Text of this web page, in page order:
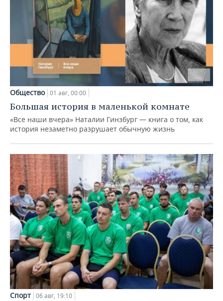
Общество 01 авг, 00:00
Большая история в маленькой комнате
«Все наши вчера» Наталии Гинзбург — книга о том, как
история незаметно разрушает обычную жизнь
Спорт 06 авг, 19:10